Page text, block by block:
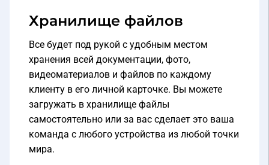
Все будет под рукой с удобным местом
хранения всей документации, фото,
видеоматериалов и файлов по каждому
клиенту в его личной карточке. Вы можете
загружать в хранилище файлы
самостоятельно или за вас сделает это ваша
команда с любого устройства из любой точки
мира.